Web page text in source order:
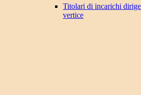
Titolari di incarichi
vertice